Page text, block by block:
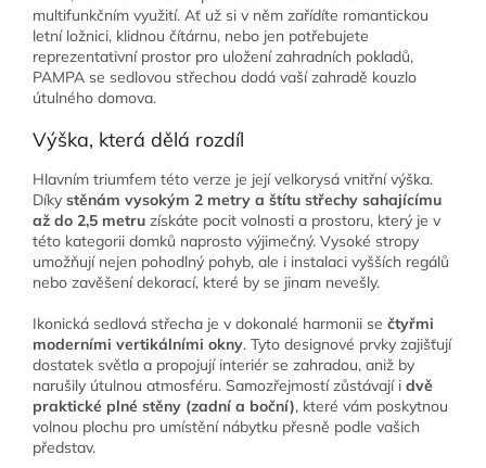
multifunkčním využití. Ať už si v něm zařídíte romantickou
letní ložnici, klidnou čítárnu, nebo jen potřebujete
reprezentativní prostor pro uložení zahradních pokladů,
PAMPA se sedlovou střechou dodá vaší zahradě kouzlo
útulného domova.
Výška, která dělá rozdíl
Hlavním triumfem této verze je její velkorysá vnitřní výška.
Díky stěnám vysokým 2 metry a štítu střechy sahajícímu
až do 2,5 metru získáte pocit volnosti a prostoru, který je v
této kategorii domků naprosto výjimečný. Vysoké stropy
umožňují nejen pohodlný pohyb, ale i instalaci vyšších regálů
nebo zavěšení dekorací, které by se jinam nevešly.
Ikonická sedlová střecha je v dokonalé harmonii se čtyřmi
moderními vertikálními okny. Tyto designové prvky zajišťují
dostatek světla a propojují interiér se zahradou, aniž by
narušily útulnou atmosféru. Samozřejmostí zůstávají i dvě
praktické plné stěny (zadní a boční), které vám poskytnou
volnou plochu pro umístění nábytku přesně podle vašich
představ.